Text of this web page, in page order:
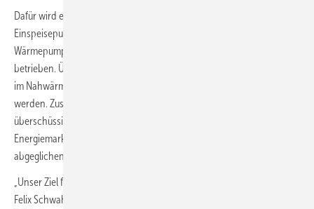
Dafür wird ein Luft/Wasser-Wärmepumpenmodul als solitärer
Einspeisepunkt in das Nahwärmenetz integriert. Das
Wärmepumpensystem wird vorrangig mit Photovoltaikstrom
betrieben. Über zwei 84-m
im Nahwärmenetz und die solare Stromerzeugung zeitlich entkoppelt
werden. Zusätzlich kann Netzstrom bezogen werden, wenn dieser
überschüssig vorhanden ist. Dazu werden vorausschauend
Energiemarktdaten mit einer Ertrags- und Bedarfsprognose
abgeglichen.
„Unser Ziel für ist eine effiziente und CO
Felix Schwahn, Geschäftsführer von GP Joule Wärme. „Die